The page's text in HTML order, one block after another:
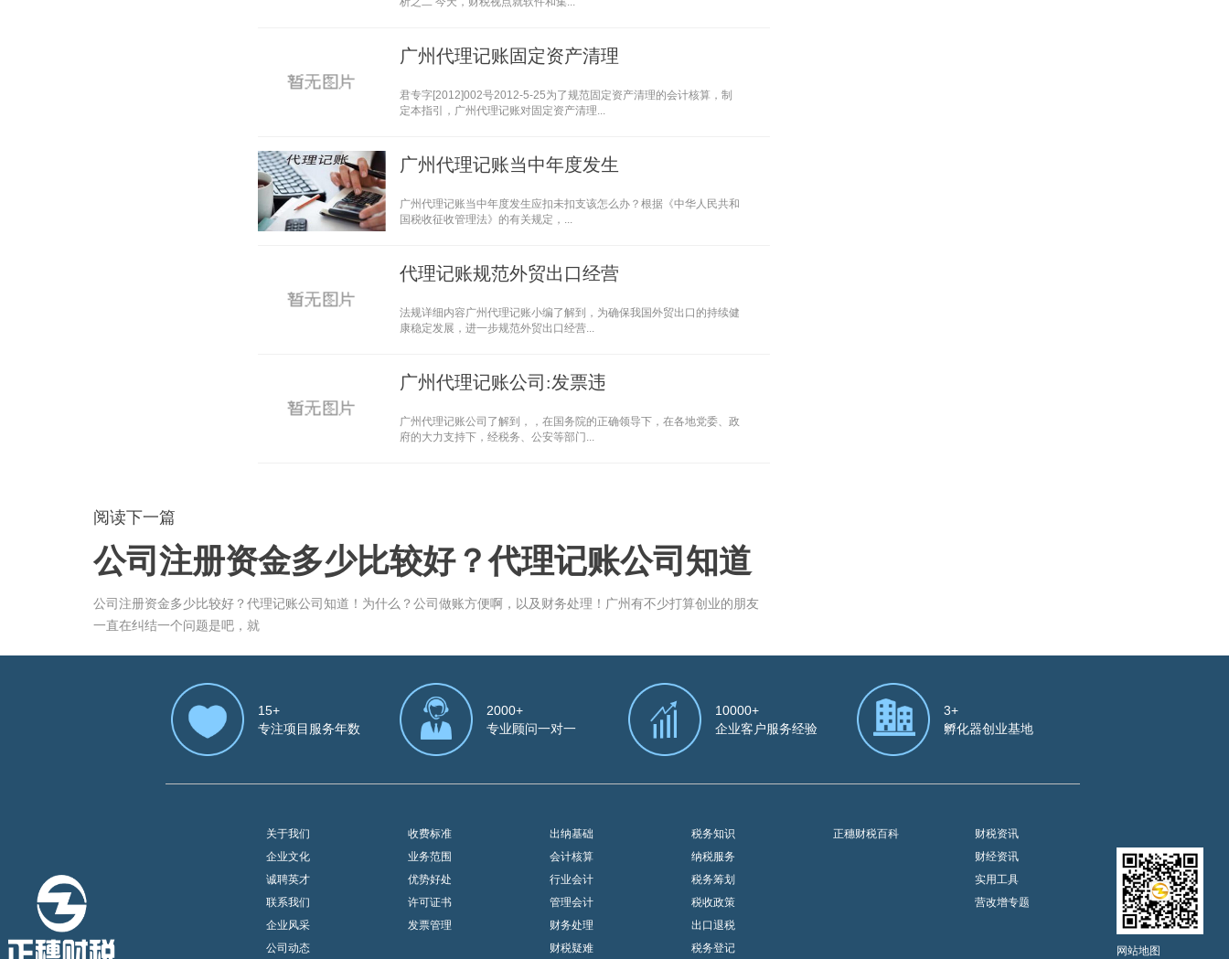
广州代理记账固定资产清理
君专字[2012]002号2012-5-25为了规范固定资产清理的会计核算，制
定本指引，广州代理记账对固定资产清理...
广州代理记账当中年度发生
广州代理记账当中年度发生应扣未扣支该怎么办？根据《中华人民共和
国税收征收管理法》的有关规定，...
代理记账规范外贸出口经营
法规详细内容广州代理记账小编了解到，为确保我国外贸出口的持续健
康稳定发展，进一步规范外贸出口经营...
广州代理记账公司:发票违
广州代理记账公司了解到，，在国务院的正确领导下，在各地党委、政
府的大力支持下，经税务、公安等部门...
阅读下一篇
公司注册资金多少比较好？代理记账公司知道
公司注册资金多少比较好？代理记账公司知道！为什么？公司做账方便啊，以及财务处理！广州有不少打算创业的朋友
一直在纠结一个问题是吧，就
15+
专注项目服务年数
2000+
专业顾问一对一
10000+
企业客户服务经验
3+
孵化器创业基地
关于我们
企业文化
诚聘英才
联系我们
企业风采
公司动态
收费标准
业务范围
优势好处
许可证书
发票管理
出纳基础
会计核算
行业会计
管理会计
财务处理
财税疑难
税务知识
纳税服务
税务筹划
税收政策
出口退税
税务登记
正穗财税百科
财税资讯
财经资讯
实用工具
营改增专题
网站地图